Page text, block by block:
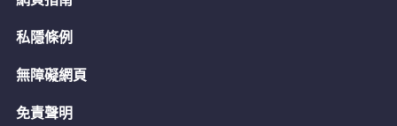
私隱條例
無障礙網頁
免責聲明